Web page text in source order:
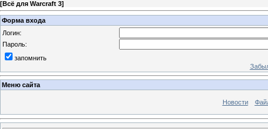
[Всё для Warcraft 3]
Форма входа
Логин:
Пароль:
запомнить
Меню сайта
Новости